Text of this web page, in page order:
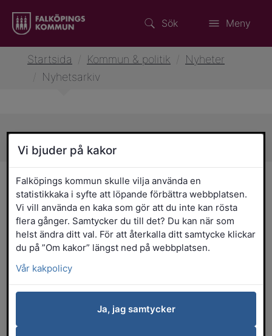
Sök Meny
Startsida Kommun & politik
Nyheter
Nyhetsarkiv
Sidans innehåll
Nyhetsarkiv
Välj nyhetskategori
Bygga & bo
Förskola, skola och utbildning
Jobb & företagande
Kommun & service
Miljö, klimat & energi
Vi bjuder på kakor
Falköpings kommun skulle vilja använda en
statistikkaka i syfte att löpande förbättra webbplatsen.
Vi vill använda en kaka som gör att du inte kan rösta
flera gånger. Samtycker du till det? Du kan när som
helst ändra ditt val. För att återkalla ditt samtycke klickar
du på ”Om kakor” längst ned på webbplatsen.
Vår kakpolicy
Ja, jag samtycker